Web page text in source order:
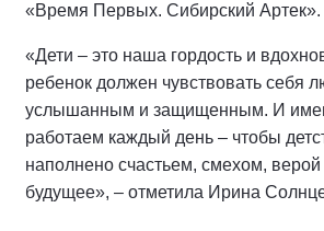
«Время Первых. Сибирский Артек».
«Дети – это наша гордость и
ребенок должен чувствовать себя
услышанным и защищенным. И
работаем каждый день – чтобы
наполнено счастьем, смехом,
будущее», – отметила Ирина